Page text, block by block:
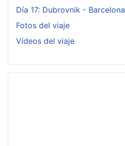
Día 17: Dubrovnik - Barcelona
Fotos del viaje
Vídeos del viaje